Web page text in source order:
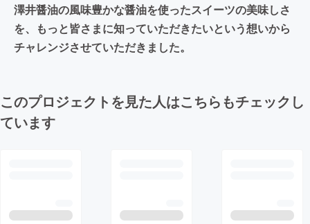
澤井醤油の風味豊かな醤油を使ったスイーツの美味しさ
を、もっと皆さまに知っていただきたいという想いから
チャレンジさせていただきました。
このプロジェクトを見た人はこちらもチェックし
ています